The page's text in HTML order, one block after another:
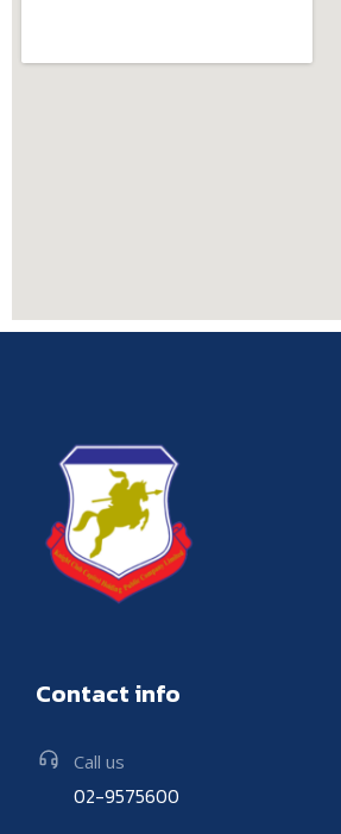
Contact info
Call us
02-9575600